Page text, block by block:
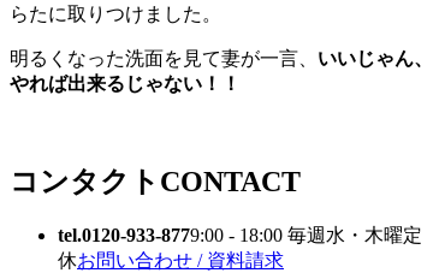
らたに取りつけました。
明るくなった洗面を見て妻が一言、 いいじゃん、
やれば出来るじゃない！！
コンタクト CONTACT
tel.0120-933-8779:00 - 18:00 毎週水・木曜定
休お問い合わせ / 資料請求